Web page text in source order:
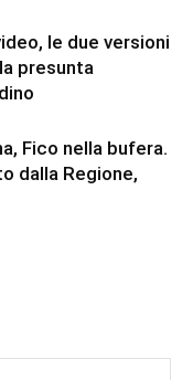
le due versioni
presunta
Fico nella bufera.
dalla Regione,